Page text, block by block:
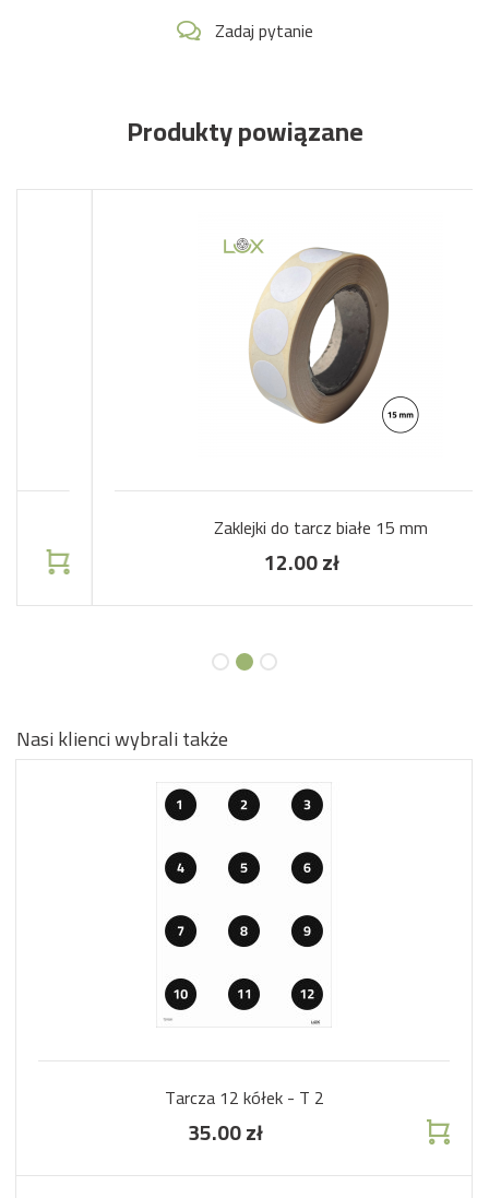
Zadaj pytanie
Produkty powiązane
Zaklejki do tarcz białe 15 mm
Nasi klienci wybrali także
Tarcza 12 kółek - T 2
35.00 zł